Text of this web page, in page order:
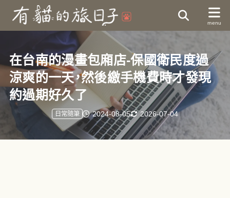
在台南的漫畫包廂店-保國衛民度過
涼爽的一天，然後繳手機費時才發現
約過期好久了
2024-08-05 2026-07-04
日常隨筆